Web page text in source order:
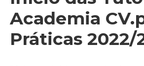
Academia
Práticas 2022/